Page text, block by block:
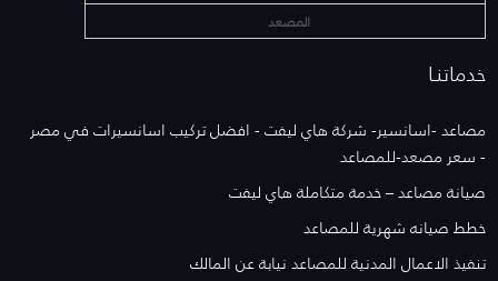
المصعد
خدماتنـا
مصاعد -اسانسير- شركة هاي ليفت - افضل تركيب اسانسيرات في مصر
- سعر مصعد-للمصاعد
صيانة مصاعد – خدمة متكاملة هاي ليفت
خطط صيانه شهرية للمصاعد
تنفيذ الاعمال المدنية للمصاعد نيابة عن المالك